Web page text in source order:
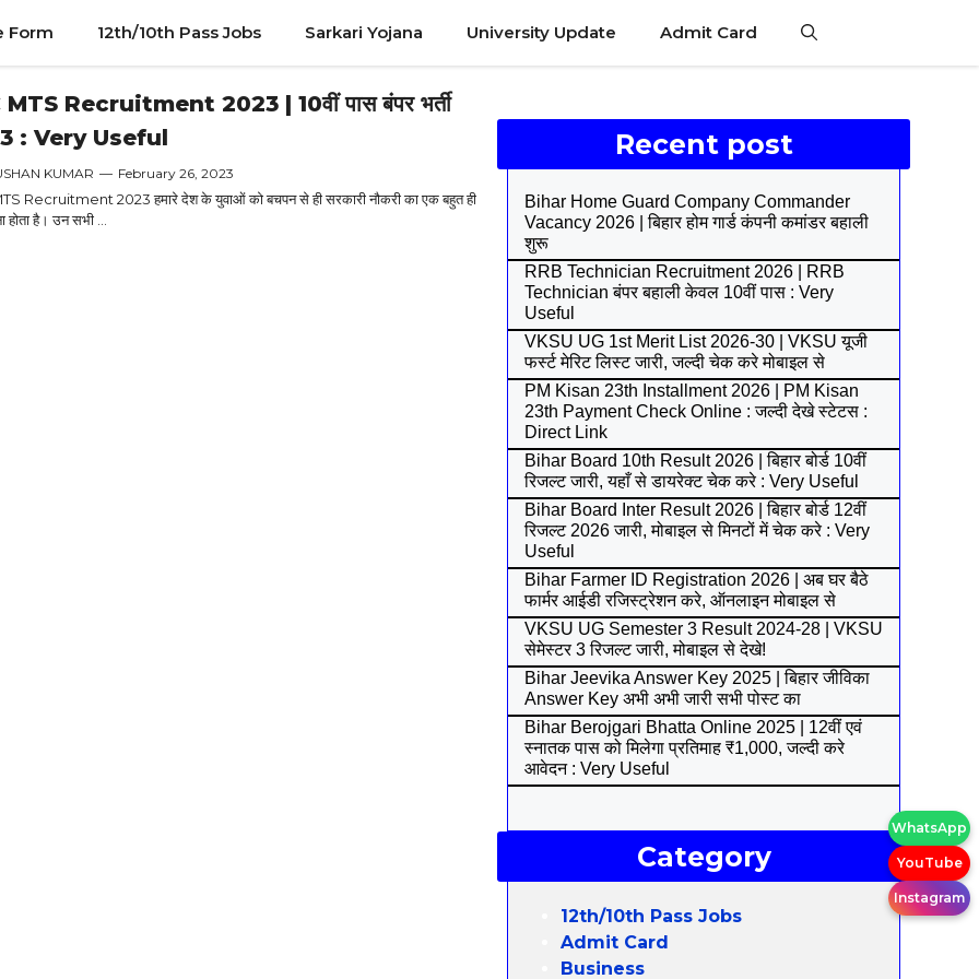
Form 12th/10th Pass Jobs Sarkari Yojana University Update Admit Card
MTS Recruitment 2023 | 10वीं पास बंपर भर्ती
: Very Useful
KUMAR — February 26, 2023
Recruitment 2023 हमारे देश के युवाओं को बचपन से ही सरकारी नौकरी का एक बहुत ही
होता है। उन सभी ...
Recent post
Bihar Home Guard Company Commander
Vacancy 2026 | बिहार होम गार्ड कंपनी कमांडर बहाली
शुरू
RRB Technician Recruitment 2026 | RRB
Technician बंपर बहाली केवल 10वीं पास : Very
Useful
VKSU UG 1st Merit List 2026-30 | VKSU यूजी
फर्स्ट मेरिट लिस्ट जारी, जल्दी चेक करे मोबाइल से
PM Kisan 23th Installment 2026 | PM Kisan
23th Payment Check Online : जल्दी देखे स्टेटस :
Direct Link
Bihar Board 10th Result 2026 | बिहार बोर्ड 10वीं
रिजल्ट जारी, यहाँ से डायरेक्ट चेक करे : Very Useful
Bihar Board Inter Result 2026 | बिहार बोर्ड 12वीं
रिजल्ट 2026 जारी, मोबाइल से मिनटों में चेक करे : Very
Useful
Bihar Farmer ID Registration 2026 | अब घर बैठे
फार्मर आईडी रजिस्ट्रेशन करे, ऑनलाइन मोबाइल से
VKSU UG Semester 3 Result 2024-28 | VKSU
सेमेस्टर 3 रिजल्ट जारी, मोबाइल से देखे!
Bihar Jeevika Answer Key 2025 | बिहार जीविका
Answer Key अभी अभी जारी सभी पोस्ट का
Bihar Berojgari Bhatta Online 2025 | 12वीं एवं
स्नातक पास को मिलेगा प्रतिमाह ₹1,000, जल्दी करे
आवेदन : Very Useful
Category
12th/10th Pass Jobs
Admit Card
Business
WhatsApp
YouTube
Instagram